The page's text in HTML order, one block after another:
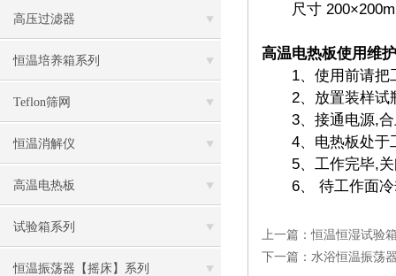
高压过滤器
恒温培养箱系列
Teflon筛网
恒温消解仪
高温电热板
试验箱系列
恒温振荡器【摇床】系列
尺寸
高温电热板使用维护
1、使用前请把工
2、放置装样试
3、接通电源,合
4、电热板处于
5、工作完毕,关
6、 待工作面冷
上一篇：恒温恒湿试验
下一篇： 水浴恒温振荡